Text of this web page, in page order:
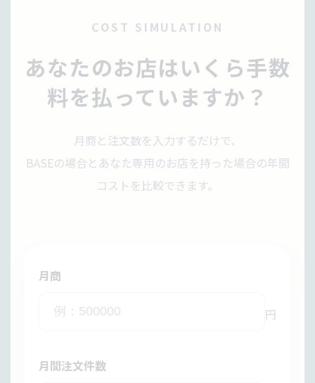
COST SIMULATION
あなたのお店はいくら手数
料を払っていますか？
月商と注文数を入力するだけで、
BASEの場合とあなた専用のお店を持った場合の年間
コストを比較できます。
月商
円
月間注文件数